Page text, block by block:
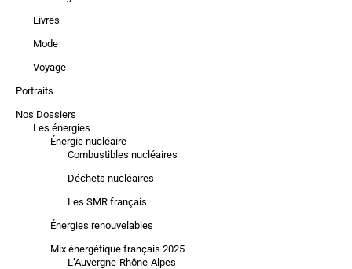
Livres
Mode
Voyage
Portraits
Nos Dossiers
Les énergies
Énergie nucléaire
Combustibles nucléaires
Déchets nucléaires
Les SMR français
Énergies renouvelables
Mix énergétique français 2025
L’Auvergne-Rhône-Alpes